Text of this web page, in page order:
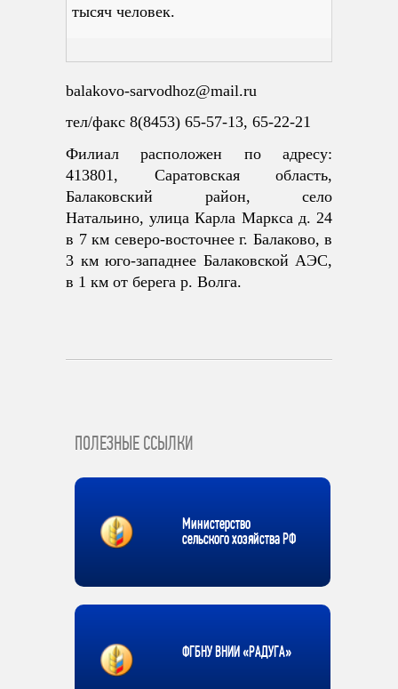
тысяч человек.
balakovo-sarvodhoz@mail.ru
тел/факс 8(8453) 65-57-13, 65-22-21
Филиал расположен по адресу:
413801, Саратовская область,
Балаковский район, село
Натальино,улица Карла Маркса д. 24
в 7 км северо-восточнее г. Балаково, в
3 км юго-западнее Балаковской АЭС,
в 1 км от берега р. Волга.
ПОЛЕЗНЫЕ ССЫЛКИ
Министерство
сельского хозяйства РФ
ФГБНУ ВНИИ «РАДУГА»